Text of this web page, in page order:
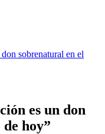
sobrenatural en el
es un don
hoy”